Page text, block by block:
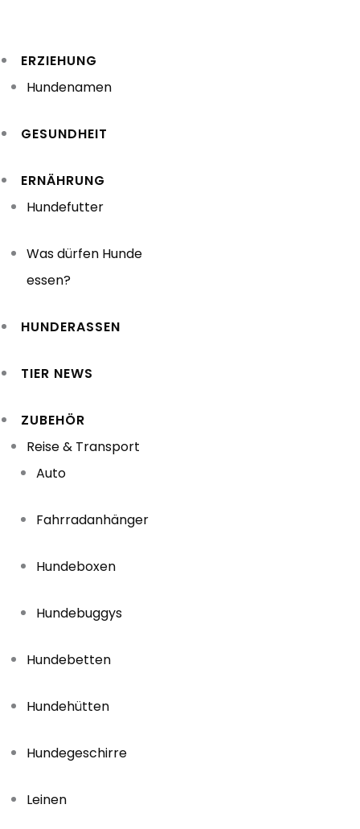
springen
ERZIEHUNG
Hundenamen
GESUNDHEIT
ERNÄHRUNG
Hundefutter
Was dürfen Hunde
essen?
HUNDERASSEN
TIER NEWS
ZUBEHÖR
Reise & Transport
Auto
Fahrradanhänger
Hundeboxen
Hundebuggys
Hundebetten
Hundehütten
Hundegeschirre
Leinen